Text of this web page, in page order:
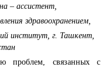
– ассистент,
здравоохранением,
институт, г. Ташкент,
проблем, связанных с